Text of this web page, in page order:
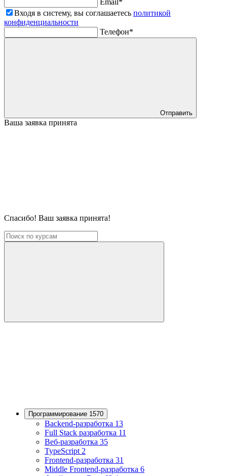
Входя в систему, вы соглашаетесь политикой
конфиденциальности
Телефон*
Отправить
Ваша заявка принята
Спасибо! Ваш заявка принята!
Программирование 1570
Backend-разработка 13
Full Stack разработка 11
Веб-разработка 35
TypeScript 2
Frontend-разработка 31
Middle Frontend-разработка 6